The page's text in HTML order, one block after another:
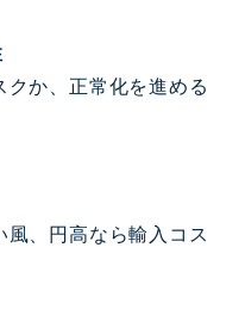
か、正常化を進める
、円高なら輸入コス